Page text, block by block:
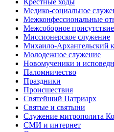
Медико-социальное
Межконфессиональные
Межсоборное присутствие
Миссионерское служение
Михаило-Архангельский
Молодежное служение
Новомученики и
Паломничество
Праздники
Происшествия
Святейший Патриарх
Святые и святыни
Служение митрополита
СМИ и интернет